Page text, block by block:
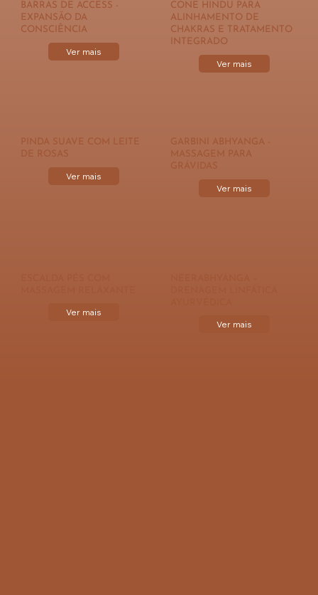
BARRAS DE ACCESS -
EXPANSÃO DA
CONSCIÊNCIA
Ver mais
CONE HINDU PARA
ALINHAMENTO DE
CHAKRAS E TRATAMENTO
INTEGRADO
Ver mais
PINDA SUAVE COM LEITE
DE ROSAS
Ver mais
GARBINI ABHYANGA -
MASSAGEM PARA
GRÁVIDAS
Ver mais
Ver mais
Ver mais